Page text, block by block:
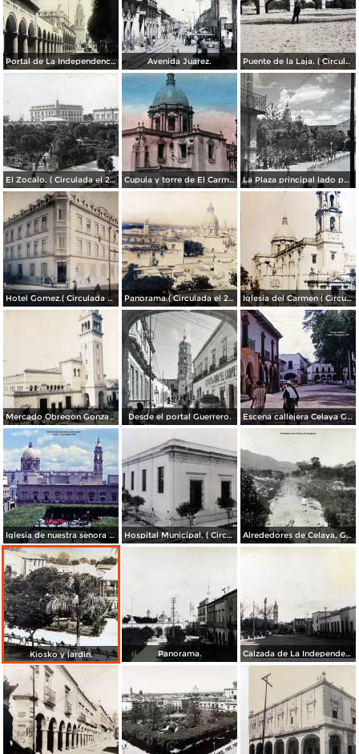
Portal de La Independencia. Avenida Juarez. Puente de la Laja. ( Circulada el 23 de Junio de 1909 ).
El Zocalo. ( Circulada el 23 de Junio de 1909 ). Cupula y torre de El Carmen. ( Circulada el 22 de Agosto de 1943 ). La Plaza principal lado poniente.
Hotel Gomez.( Circulada el 23 de Julio de 1909 ). Panorama.( Circulada el 25 de Junio de 1909 ). Iglesia del Carmen ( Circulada el 15 de Junioo de 1909 ).
Mercado Obregon Gonzalez ( Circulada el 25 de Junioo de 1909 ). Desde el portal Guerrero. Escena callejera Celaya Guanajuato 1967
Iglesia de nuestra senora del Carmen Celaya Guanajuato 1967 Hospital Municipal. ( Circulada el 23 de Junio de 1909 ). Alrededores de Celaya, Guanajuato.
Kiosko y jardin. Panorama. Calzada de La Independencia. ( Circulada el 3 de Enero de 1921 ).